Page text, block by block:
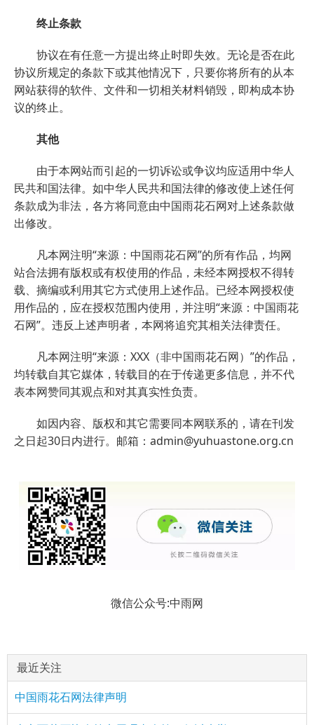
终止条款
协议在有任意一方提出终止时即失效。无论是否在此
协议所规定的条款下或其他情况下，只要你将所有的从本
网站获得的软件、文件和一切相关材料销毁，即构成本协
议的终止。
其他
由于本网站而引起的一切诉讼或争议均应适用中华人
民共和国法律。如中华人民共和国法律的修改使上述任何
条款成为非法，各方将同意由中国雨花石网对上述条款做
出修改。
凡本网注明“来源：中国雨花石网”的所有作品，均网
站合法拥有版权或有权使用的作品，未经本网授权不得转
载、摘编或利用其它方式使用上述作品。已经本网授权使
用作品的，应在授权范围内使用，并注明“来源：中国雨花
石网”。违反上述声明者，本网将追究其相关法律责任。
凡本网注明“来源：XXX（非中国雨花石网）”的作品，
均转载自其它媒体，转载目的在于传递更多信息，并不代
表本网赞同其观点和对其真实性负责。
如因内容、版权和其它需要同本网联系的，请在刊发
之日起30日内进行。邮箱：admin@yuhuastone.org.cn
微信公众号:中雨网
最近关注
中国雨花石网法律声明